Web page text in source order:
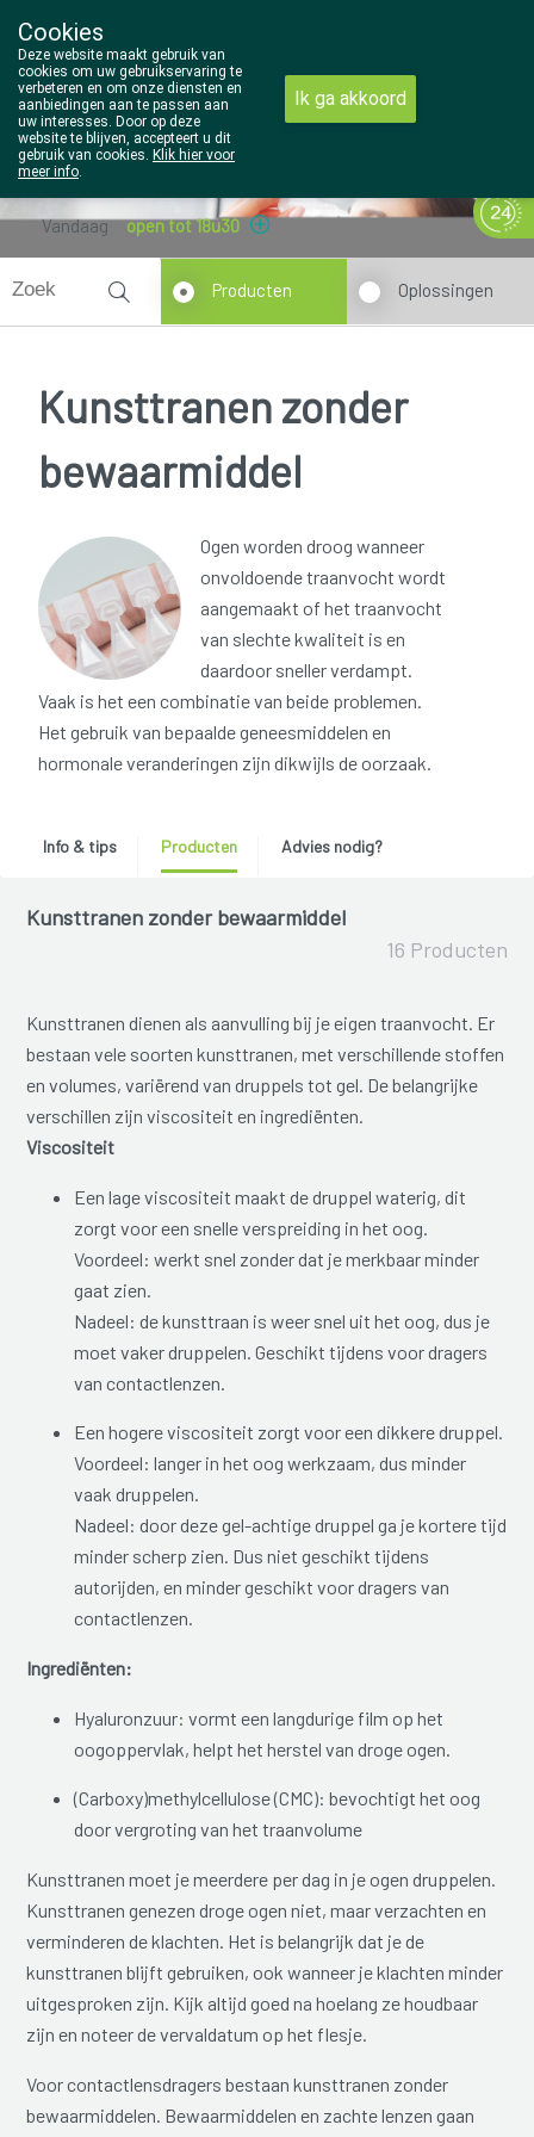
014/810298
Vandaag open tot 18u30
Producten Oplossingen
Kunsttranen zonder
bewaarmiddel
Ogen worden droog wanneer
onvoldoende traanvocht wordt
aangemaakt of het traanvocht
van slechte kwaliteit is en
daardoor sneller verdampt.
Vaak is het een combinatie van beide problemen.
Het gebruik van bepaalde geneesmiddelen en
hormonale veranderingen zijn dikwijls de oorzaak.
Info & tips Producten Advies nodig?
Kunsttranen zonder bewaarmiddel
16 Producten
Kunsttranen dienen als aanvulling bij je eigen traanvocht. Er
bestaan vele soorten kunsttranen, met verschillende stoffen
en volumes, variërend van druppels tot gel. De belangrijke
verschillen zijn viscositeit en ingrediënten.
Viscositeit
Een lage viscositeit maakt de druppel waterig, dit
zorgt voor een snelle verspreiding in het oog.
Voordeel: werkt snel zonder dat je merkbaar minder
gaat zien.
Nadeel: de kunsttraan is weer snel uit het oog, dus je
moet vaker druppelen. Geschikt tijdens voor dragers
van contactlenzen.
Een hogere viscositeit zorgt voor een dikkere druppel.
Voordeel: langer in het oog werkzaam, dus minder
vaak druppelen.
Nadeel: door deze gel-achtige druppel ga je kortere tijd
minder scherp zien. Dus niet geschikt tijdens
autorijden, en minder geschikt voor dragers van
contactlenzen.
Ingrediënten:
Hyaluronzuur: vormt een langdurige film op het
oogoppervlak, helpt het herstel van droge ogen.
(Carboxy)methylcellulose (CMC): bevochtigt het oog
door vergroting van het traanvolume
Kunsttranen moet je meerdere per dag in je ogen druppelen.
Kunsttranen genezen droge ogen niet, maar verzachten en
verminderen de klachten. Het is belangrijk dat je de
kunsttranen blijft gebruiken, ook wanneer je klachten minder
uitgesproken zijn. Kijk altijd goed na hoelang ze houdbaar
zijn en noteer de vervaldatum op het flesje.
Voor contactlensdragers bestaan kunsttranen zonder
bewaarmiddelen. Bewaarmiddelen en zachte lenzen gaan
Cookies
Deze website maakt gebruik van
cookies om uw gebruikservaring te
verbeteren en om onze diensten en
aanbiedingen aan te passen aan
uw interesses. Door op deze
website te blijven, accepteert u dit
gebruik van cookies. Klik hier voor
meer info.
Ik ga akkoord